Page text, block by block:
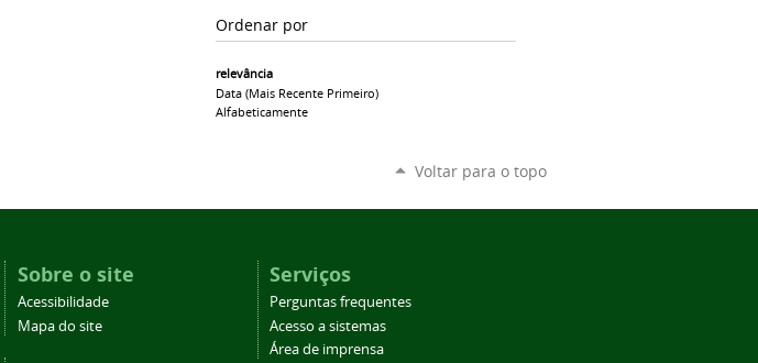
Ordenar por
relevância
Data (mais Recente Primeiro)
Alfabeticamente
Voltar para o topo
Sobre o site
Acessibilidade
Mapa do site
Serviços
Perguntas frequentes
Acesso a sistemas
Área de imprensa